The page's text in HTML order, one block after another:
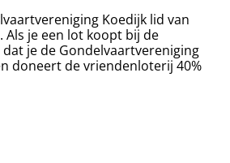
Koedijk lid van
je een lot koopt bij de
je de Gondelvaartvereniging
doneert de vriendenloterij 40%